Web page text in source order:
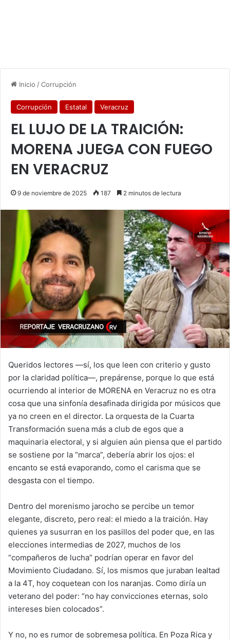
Inicio /Corrupción
Corrupción Estatal Veracruz
EL LUJO DE LA TRAICIÓN:
MORENA JUEGA CON FUEGO
EN VERACRUZ
9 de noviembre de 2025 187 2 minutos de lectura
Queridos lectores —sí, los que leen con criterio y gusto
por la claridad política—, prepárense, porque lo que está
ocurriendo al interior de MORENA en Veracruz no es otra
cosa que una sinfonía desafinada dirigida por músicos que
ya no creen en el director. La orquesta de la Cuarta
Transformación suena más a club de egos que a
maquinaria electoral, y si alguien aún piensa que el partido
se sostiene por la “marca”, debería abrir los ojos: el
encanto se está evaporando, como el carisma que se
desgasta con el tiempo.
Dentro del morenismo jarocho se percibe un temor
elegante, discreto, pero real: el miedo a la traición. Hay
quienes ya susurran en los pasillos del poder que, en las
elecciones intermedias de 2027, muchos de los
“compañeros de lucha” podrían operar en favor del
Movimiento Ciudadano. Sí, los mismos que juraban lealtad
a la 4T, hoy coquetean con los naranjas. Como diría un
veterano del poder: “no hay convicciones eternas, solo
intereses bien colocados”.
Y no, no es rumor de sobremesa política. En Poza Rica y